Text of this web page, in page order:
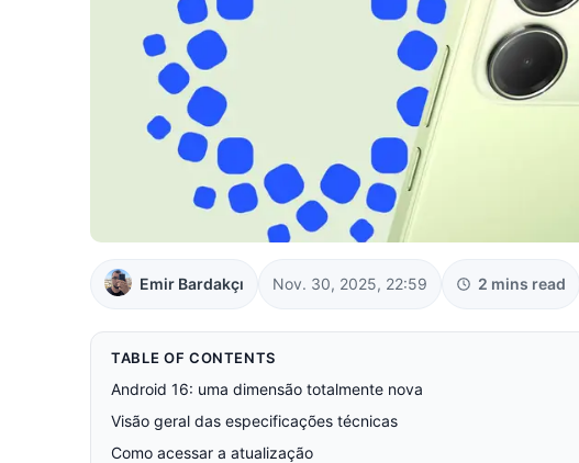
Emir Bardakçı Nov. 30, 2025, 22:59 2 mins read
TABLE OF CONTENTS
Android 16: uma dimensão totalmente nova
Visão geral das especificações técnicas
Como acessar a atualização